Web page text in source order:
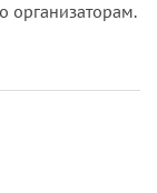
организаторам.